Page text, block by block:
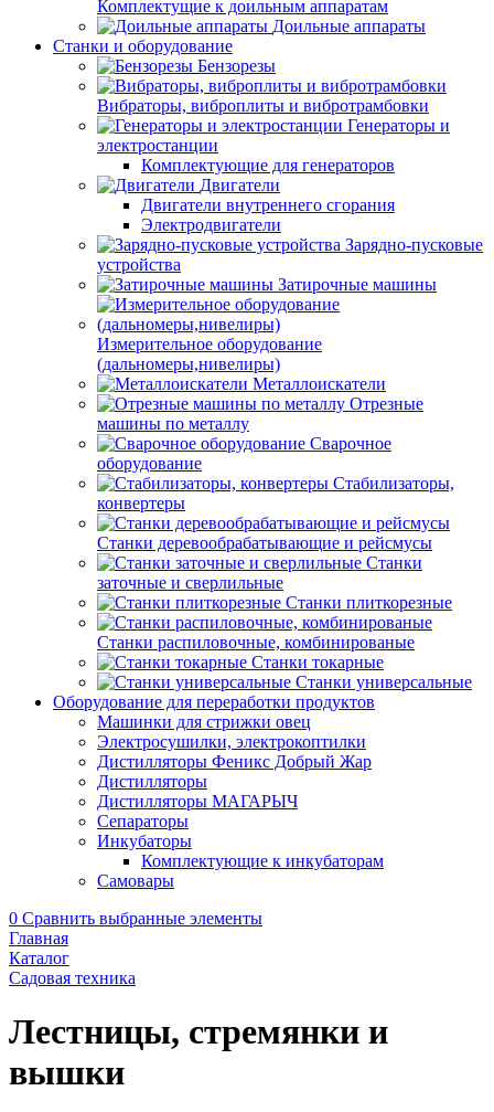
Комплектущие к доильным аппаратам
Доильные аппараты
Станки и оборудование
Бензорезы
Вибраторы, виброплиты и вибротрамбовки
Генераторы и
электростанции
Комплектующие для генераторов
Двигатели
Двигатели внутреннего сгорания
Электродвигатели
Зарядно-пусковые
устройства
Затирочные машины
Измерительное оборудование
(дальномеры,нивелиры)
Металлоискатели
Отрезные
машины по металлу
Сварочное
оборудование
Стабилизаторы,
конвертеры
Станки деревообрабатывающие и рейсмусы
Станки
заточные и сверлильные
Станки плиткорезные
Станки распиловочные, комбинированые
Станки токарные
Станки универсальные
Оборудование для переработки продуктов
Машинки для стрижки овец
Электросушилки, электрокоптилки
Дистилляторы Феникс Добрый Жар
Дистилляторы
Дистилляторы МАГАРЫЧ
Сепараторы
Инкубаторы
Комплектующие к инкубаторам
Самовары
0 Сравнить выбранные элементы
Главная
Каталог
Садовая техника
Лестницы, стремянки и
вышки